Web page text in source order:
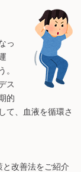
っ
。
ス
的
て、血液を循環さ
改善法をご紹介